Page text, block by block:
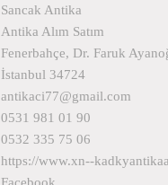
Sancak Antika
Antika Alım Satım
Fenerbahçe, Dr. Faruk
İstanbul 34724
antikaci77@gmail.com
0531 981 01 90
0532 335 75 06
https://www.xn--